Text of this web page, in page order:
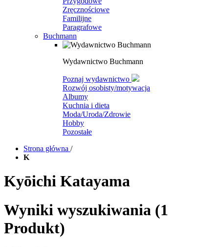
Zręcznościowe
Familijne
Paragrafowe
Buchmann
Wydawnictwo Buchmann
Poznaj wydawnictwo
Rozwój osobisty/motywacja
Albumy
Kuchnia i dieta
Moda/Uroda/Zdrowie
Hobby
Pozostałe
Strona główna /
K
Kyōichi Katayama
Wyniki wyszukiwania (1
Produkt)